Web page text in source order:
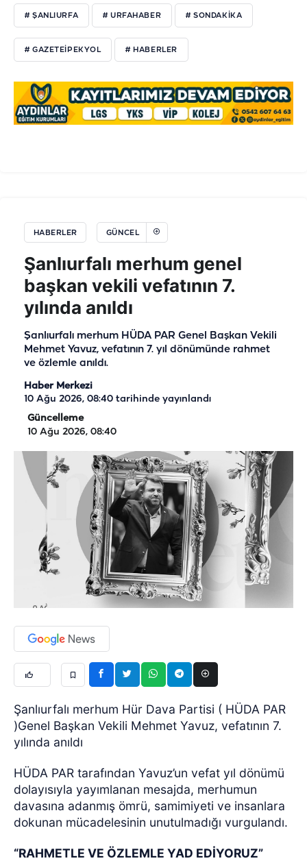
# ŞANLIURFA # URFAHABER # SONDAKIKA
# GAZETEIPEKYOL # HABERLER
HABERLER GÜNCEL
Şanlıurfalı merhum genel
başkan vekili vefatının 7.
yılında anıldı
Şanlıurfalı merhum HÜDA PAR Genel Başkan Vekili
Mehmet Yavuz, vefatının 7. yıl dönümünde rahmet
ve özlemle anıldı.
Haber Merkezi
10 Ağu 2026, 08:40 tarihinde yayınlandı
Güncelleme
10 Ağu 2026, 08:40
Şanlıurfalı merhum Hür Dava Partisi ( HÜDA PAR
)Genel Başkan Vekili Mehmet Yavuz, vefatının 7.
yılında anıldı
HÜDA PAR tarafından Yavuz’un vefat yıl dönümü
dolayısıyla yayımlanan mesajda, merhumun
davasına adanmış ömrü, samimiyeti ve insanlara
dokunan mücadelesinin unutulmadığı vurgulandı.
“RAHMETLE VE ÖZLEMLE YAD EDİYORUZ”